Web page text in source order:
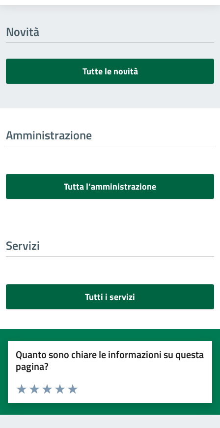
Novità
Tutte le novità
Amministrazione
Tutta l’amministrazione
Servizi
Tutti i servizi
Quanto sono chiare le informazioni su questa
pagina?
Valuta 5 stelle su 5
Valuta 4 stelle su 5
Valuta 3 stelle su 5
Valuta 2 stelle su 5
Valuta 1 stelle su 5